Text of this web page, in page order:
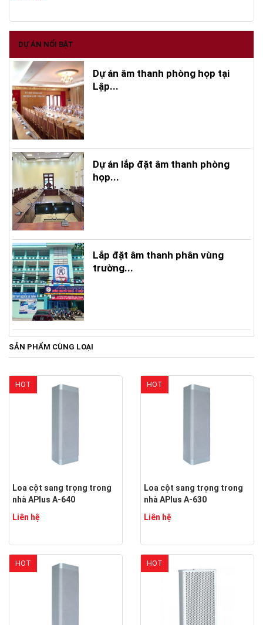
DỰ ÁN NỔI BẬT
Dự án âm thanh phòng họp tại
Lập...
Dự án lắp đặt âm thanh phòng
họp...
Lắp đặt âm thanh phân vùng
trường...
SẢN PHẨM CÙNG LOẠI
HOT
Loa cột sang trọng trong
nhà APlus A-640
Liên hệ
HOT
Loa cột sang trọng trong
nhà APlus A-630
Liên hệ
HOT HOT